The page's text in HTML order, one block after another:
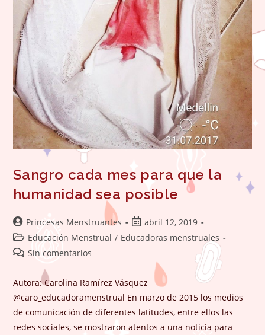
Sangro cada mes para que la
humanidad sea posible
Autor
de
la
entrada:
Princesas Menstruantes
Publicación
de
abril 12, 2019
Categoría
de
entrada:
Educación Menstrual / Educadoras menstruales
Comentarios
la
entrada:
Sin comentarios
Autora: Carolina Ramírez Vásquez
@caro_educadoramenstrual En marzo de 2015 los medios
de comunicación de diferentes latitudes, entre ellos las
redes sociales, se mostraron atentos a una noticia para